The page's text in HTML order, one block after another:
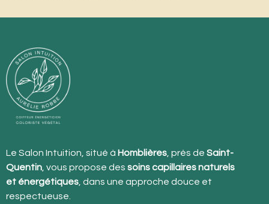
Le Salon Intuition, situé à Homblières , près de Saint-
Quentin , vous propose des soins capillaires naturels
et énergétiques , dans une approche douce et
respectueuse.